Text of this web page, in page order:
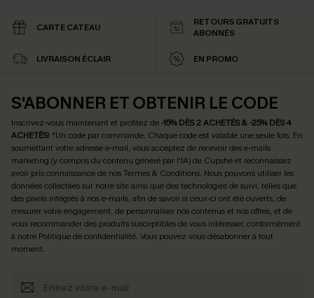
CARTE CATEAU
RETOURS GRATUITS
ABONNÉS
LIVRAISON ÉCLAIR EN PROMO
S'ABONNER ET OBTENIR LE CODE
Inscrivez-vous maintenant et profitez de -15% DÈS 2 ACHETÉS & -25% DÈS 4
ACHETÉS! *Un code par commande. Chaque code est valable une seule fois. En
soumettant votre adresse e-mail, vous acceptez de recevoir des e-mails
marketing (y compris du contenu généré par l'IA) de Cupshe et reconnaissez
avoir pris connaissance de nosTermes & Conditions. Nous pouvons utiliser les
données collectées sur notre site ainsi que des technologies de suivi, telles que
des pixels intégrés à nos e-mails, afin de savoir si ceux-ci ont été ouverts, de
mesurer votre engagement, de personnaliser nos contenus et nos offres, et de
vous recommander des produits susceptibles de vous intéresser, conformément
à notre Politique de confidentialité. Vous pouvez vous désabonner à tout
moment.